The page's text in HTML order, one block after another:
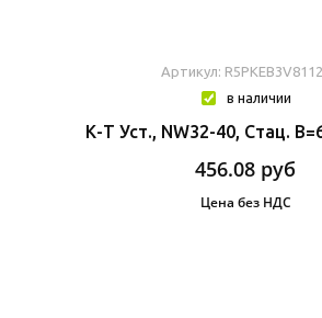
Артикул:
в наличии
К-Т Уст., NW32-40, Стац.
456.08 руб
Цена без НДС